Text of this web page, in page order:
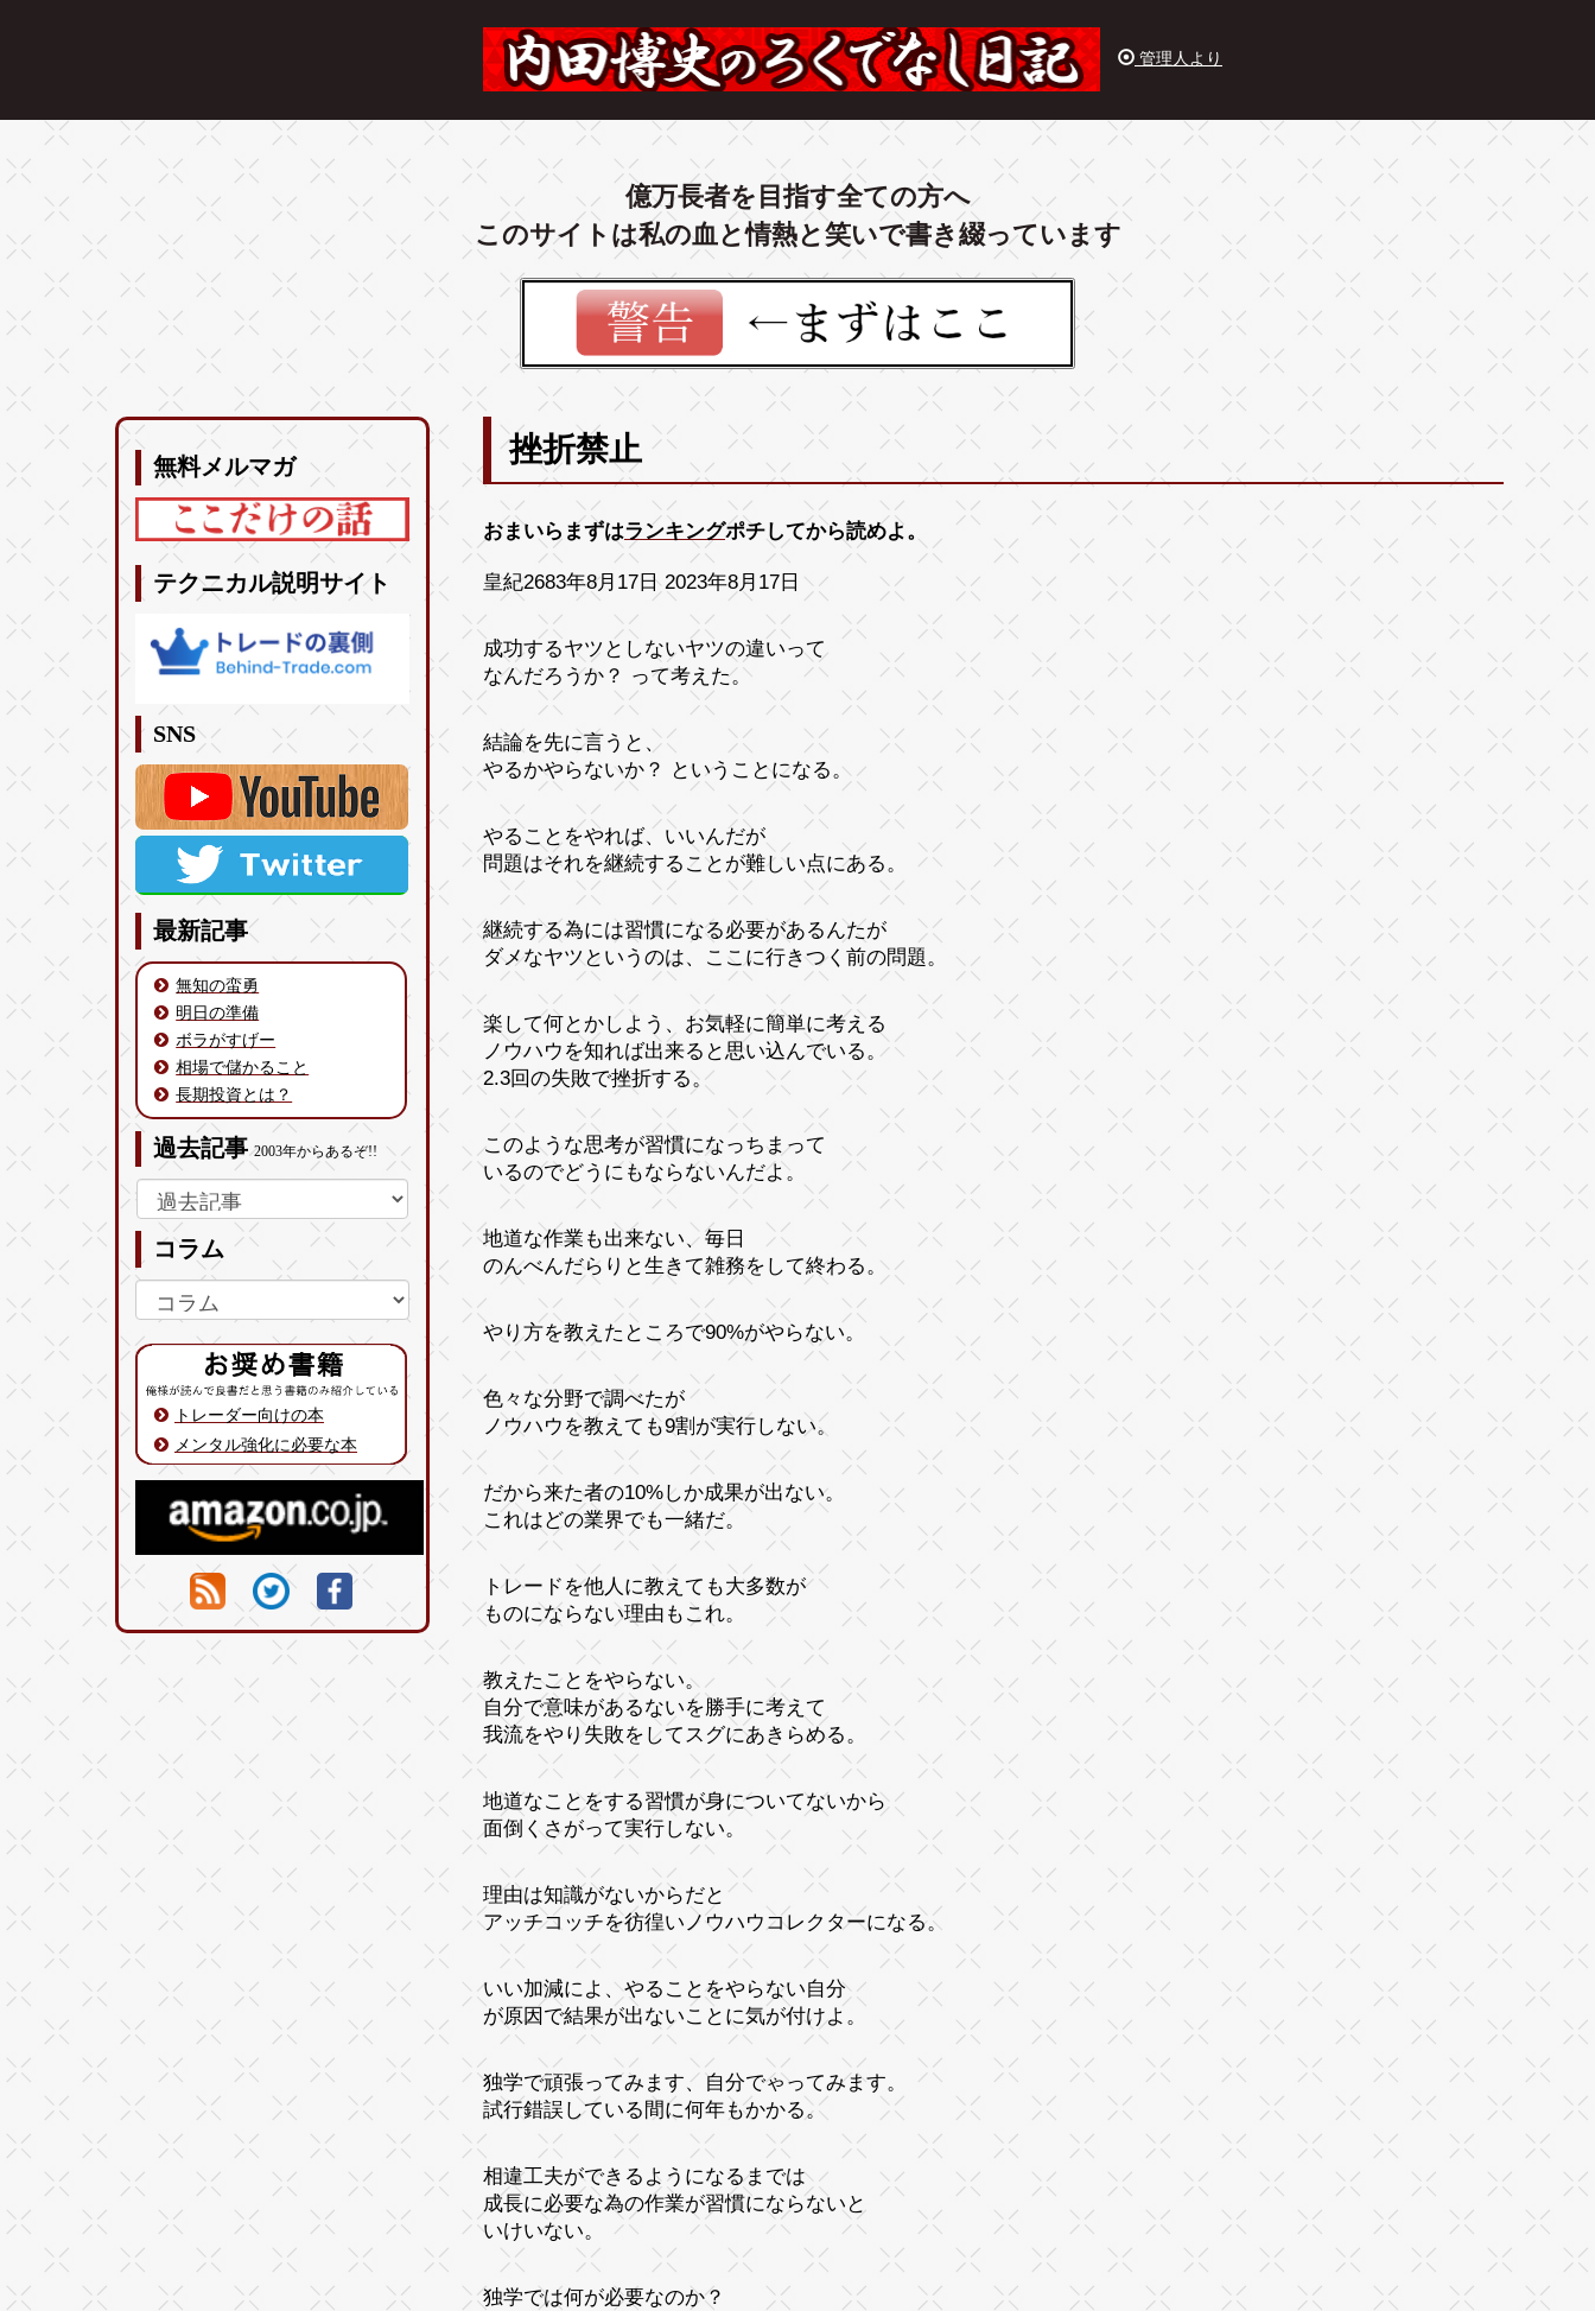
管理人より
億万長者を目指す全ての方へ
このサイトは私の血と情熱と笑いで書き綴っています
無料メルマガ
テクニカル説明サイト
SNS
最新記事
無知の蛮勇
明日の準備
ボラがすげー
相場で儲かること
長期投資とは？
過去記事2003年からあるぞ!!
コラム
トレーダー向けの本
メンタル強化に必要な本
挫折禁止
おまいらまずはランキングポチしてから読めよ。
皇紀2683年8月17日 2023年8月17日
成功するヤツとしないヤツの違いって
なんだろうか？ って考えた。
結論を先に言うと、
やるかやらないか？ ということになる。
やることをやれば、いいんだが
問題はそれを継続することが難しい点にある。
継続する為には習慣になる必要があるんたが
ダメなヤツというのは、ここに行きつく前の問題。
楽して何とかしよう、お気軽に簡単に考える
ノウハウを知れば出来ると思い込んでいる。
2.3回の失敗で挫折する。
このような思考が習慣になっちまって
いるのでどうにもならないんだよ。
地道な作業も出来ない、毎日
のんべんだらりと生きて雑務をして終わる。
やり方を教えたところで90%がやらない。
色々な分野で調べたが
ノウハウを教えても9割が実行しない。
だから来た者の10%しか成果が出ない。
これはどの業界でも一緒だ。
トレードを他人に教えても大多数が
ものにならない理由もこれ。
教えたことをやらない。
自分で意味があるないを勝手に考えて
我流をやり失敗をしてスグにあきらめる。
地道なことをする習慣が身についてないから
面倒くさがって実行しない。
理由は知識がないからだと
アッチコッチを彷徨いノウハウコレクターになる。
いい加減によ、やることをやらない自分
が原因で結果が出ないことに気が付けよ。
独学で頑張ってみます、自分でゃってみます。
試行錯誤している間に何年もかかる。
相違工夫ができるようになるまでは
成長に必要な為の作業が習慣にならないと
いけいない。
独学では何が必要なのか？